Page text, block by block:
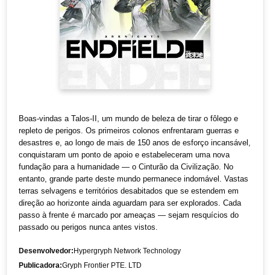
Boas-vindas a Talos-II, um mundo de beleza de tirar o fôlego e
repleto de perigos. Os primeiros colonos enfrentaram guerras e
desastres e, ao longo de mais de 150 anos de esforço incansável,
conquistaram um ponto de apoio e estabeleceram uma nova
fundação para a humanidade — o Cinturão da Civilização. No
entanto, grande parte deste mundo permanece indomável. Vastas
terras selvagens e territórios desabitados que se estendem em
direção ao horizonte ainda aguardam para ser explorados. Cada
passo à frente é marcado por ameaças — sejam resquícios do
passado ou perigos nunca antes vistos.
Desenvolvedor:Hypergryph Network Technology
Publicadora:Gryph Frontier PTE. LTD